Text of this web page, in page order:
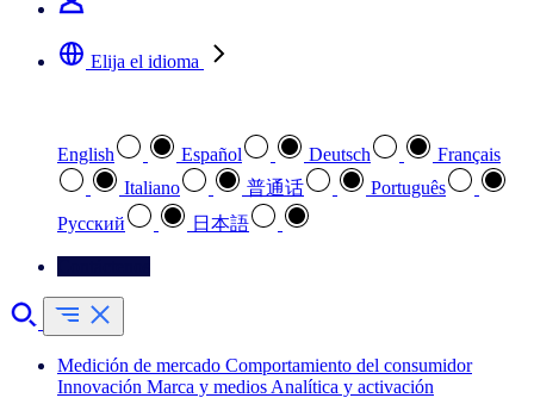
Elija el idioma
English Español Deutsch
Français
Italiano
普通话
Português
Pусский
日本語
Medición de mercado Comportamiento del consumidor
Innovación Marca y medios Analítica y activación